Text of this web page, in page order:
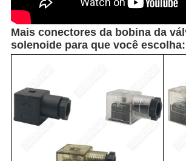
Mais conectores da bobina da
solenoide para que você escolha: